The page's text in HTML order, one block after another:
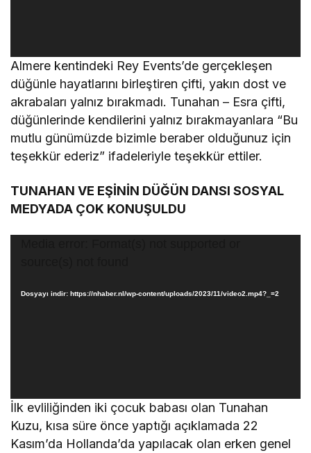
Almere kentindeki Rey Events’de gerçekleşen
düğünle hayatlarını birleştiren çifti, yakın dost ve
akrabaları yalnız bırakmadı. Tunahan – Esra çifti,
düğünlerinde kendilerini yalnız bırakmayanlara “Bu
mutlu günümüzde bizimle beraber olduğunuz için
teşekkür ederiz” ifadeleriyle teşekkür ettiler.
TUNAHAN VE EŞİNİN DÜĞÜN DANSI SOSYAL
MEDYADA ÇOK KONUŞULDU
Dosyayı indir: https://nhaber.nl/wp-content/uploads/2023/11/video2.mp4?_=2
İlk evliliğinden iki çocuk babası olan Tunahan
Kuzu, kısa süre önce yaptığı açıklamada 22
Kasım’da Hollanda’da yapılacak olan erken genel